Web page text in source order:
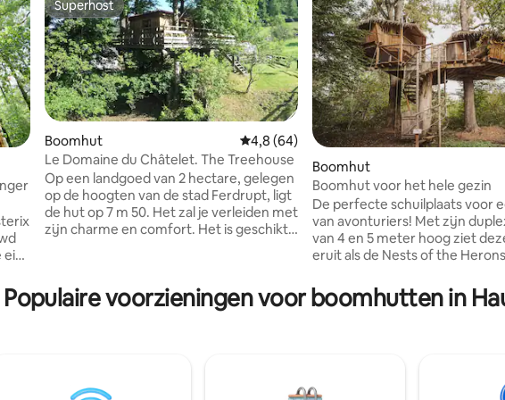
eik
te
Superhost
Superhost
Boomhut Gemiddelde beoordeling van 4,8 uit 5, 64
4,8 (64)
Le Domaine du Châtelet. The Treehouse
Op een landgoed van 2 hectare, gelegen
op de hoogten van de stad Ferdrupt, ligt
de hut op 7 m 50. Het zal je verleiden met
zijn charme en comfort. Het is geschikt
het bos en de bergen. Het is dé plek om
je batterijen op te laden. Opties: -
Boomhut
Boomhut voor het hele gezin
De perfecte schuilplaats voor
van avonturiers! Met zijn duplexvorm
van 4 en 5 meter hoog ziet
eruit als de Nests of the
een ongebruikelijke tijd voor
of met vrienden. De bovenste
warming is een douche
Populaire voorzieningen voor boomhutten in